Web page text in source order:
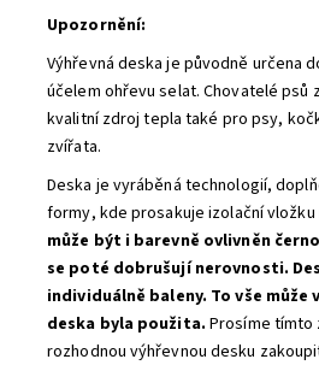
Upozornění:
Výhřevná deska je původně určena
účelem ohřevu selat. Chovatelé psů
kvalitní zdroj tepla také pro psy,
zvířata.
Deska je vyráběná technologií,
formy, kde prosakuje izolační
může být i barevně ovlivněn
se poté dobrušují nerovnosti.
individuálně baleny. To vše
deska byla použita. Prosíme tímto
rozhodnou výhřevnou desku